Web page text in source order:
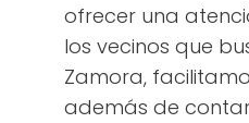
ofrecer una
los vecinos que
Zamora,
además de